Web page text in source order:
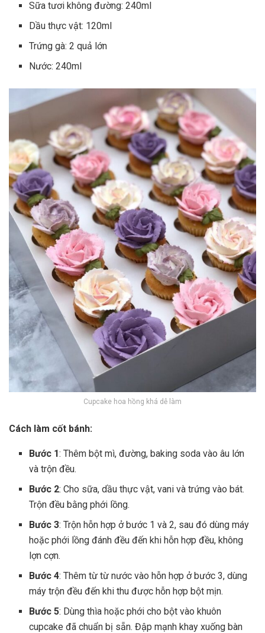
Sữa tươi không đường: 240ml
Dầu thực vật: 120ml
Trứng gà: 2 quả lớn
Nước: 240ml
Cupcake hoa hồng khá dễ làm
Cách làm cốt bánh:
Bước 1: Thêm bột mì, đường, baking soda vào âu lớn
và trộn đều.
Bước 2: Cho sữa, dầu thực vật, vani và trứng vào bát.
Trộn đều bằng phới lồng.
Bước 3: Trộn hỗn hợp ở bước 1 và 2, sau đó dùng máy
hoặc phới lồng đánh đều đến khi hỗn hợp đều, không
lợn cợn.
Bước 4: Thêm từ từ nước vào hỗn hợp ở bước 3, dùng
máy trộn đều đến khi thu được hỗn hợp bột mịn.
Bước 5: Dùng thìa hoặc phới cho bột vào khuôn
cupcake đã chuẩn bị sẵn. Đập mạnh khay xuống bàn